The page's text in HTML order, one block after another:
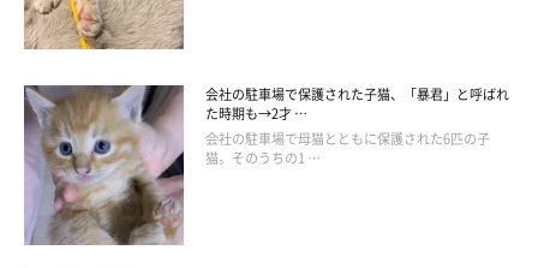
会社の駐車場で保護された子猫、「暴君」と呼ばれ
た時期も→2才 …
会社の駐車場で母猫とともに保護された6匹の子
猫。そのうちの1 …